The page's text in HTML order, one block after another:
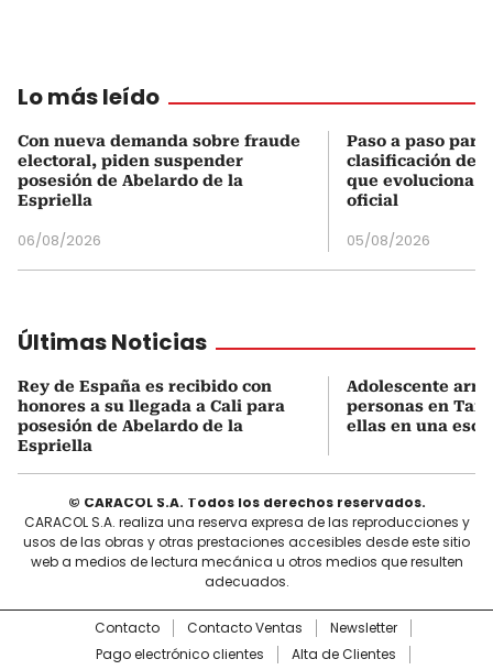
Lo más leído
Con nueva demanda sobre fraude
electoral, piden suspender
posesión de Abelardo de la
Espriella
06/08/2026
Paso a paso
clasificación del
que evoluciona
oficial
05/08/2026
Últimas Noticias
Rey de España es recibido con
honores a su llegada a Cali para
posesión de Abelardo de la
Espriella
Adolescente
personas en
ellas en una
© CARACOL S.A. Todos los derechos reservados.
CARACOL S.A. realiza una reserva expresa de las reproducciones y
usos de las obras y otras prestaciones accesibles desde este sitio
web a medios de lectura mecánica u otros medios que resulten
adecuados.
Contacto Contacto Ventas
Newsletter
Pago electrónico clientes
Alta de Clientes